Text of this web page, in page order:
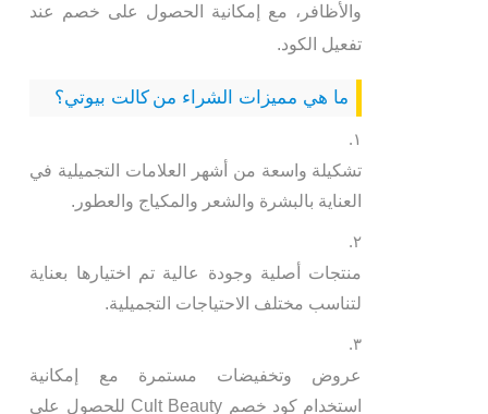
والأظافر، مع إمكانية الحصول على خصم عند
تفعيل الكود.
ما هي مميزات الشراء من كالت بيوتي؟
تشكيلة واسعة من أشهر العلامات التجميلية في
العناية بالبشرة والشعر والمكياج والعطور.
منتجات أصلية وجودة عالية تم اختيارها بعناية
لتناسب مختلف الاحتياجات التجميلية.
عروض وتخفيضات مستمرة مع إمكانية
استخدام كود خصم Cult Beauty للحصول على